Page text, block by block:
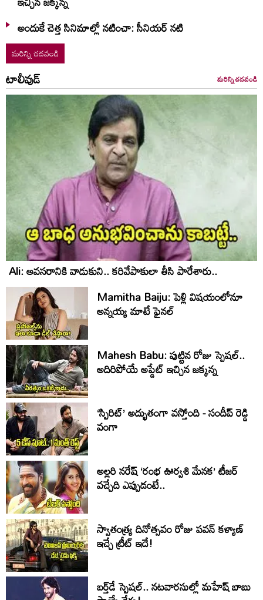
అందుకే చెత్త సినిమాల్లో నటించా: సీనియర్ నటి
మరిన్ని చదవండి
టాలీవుడ్ మరిన్ని చదవండి
Ali: అవసరానికి వాడుకుని.. కరివేపాకులా తీసి పారేశారు..
Mamitha Baiju: పెళ్లి విషయంలోనూ
అన్నయ్య మాటే ఫైనల్‌
Mahesh Babu: పుట్టిన రోజు స్పెషల్..
అదిరిపోయే అప్డేట్ ఇచ్చిన జక్కన్న
‘స్పిరిట్’ అద్భుతంగా వస్తోంది - సందీప్ రెడ్డి
వంగా
అల్లరి నరేష్ ‘రంభ ఊర్వశి మేనక’ టీజర్
వచ్చేది ఎప్పుడంటే..
స్వాతంత్య్ర దినోత్సవం రోజు పవన్ కళ్యాణ్
ఇచ్చే ట్రీట్ ఇదే!
బర్త్‌‌డే స్పెషల్.. నటవారసుల్లో మహేష్ బాబు